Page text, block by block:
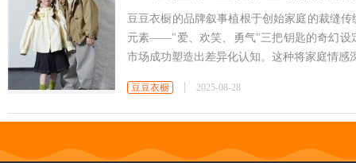
豆豆衣橱的品牌叙事植根于创始家庭的裁缝
元素——"爱、欢笑、勇气"三把钥匙的奇幻设
市场成功塑造出差异化认知。这种将家庭情
豆豆衣橱 2025-08-28